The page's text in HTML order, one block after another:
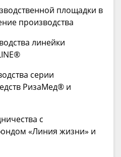
площадки в
производства
линейки
серии
РизаМед® и
с
«Линия жизни» и